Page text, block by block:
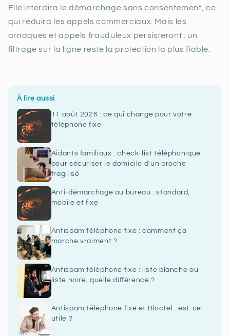
Elle interdira le démarchage sans consentement, ce
qui réduira les appels commerciaux. Mais les
arnaques et appels frauduleux persisteront : un
filtrage sur la ligne reste la protection la plus fiable.
À lire aussi
11 août 2026 : ce qui change pour votre
téléphone fixe
Aidants familiaux : check-list téléphonique
pour sécuriser le domicile d'un proche
fragilisé
Anti-démarchage au bureau : standard,
mobile et fixe
Antispam téléphone fixe : comment ça
marche vraiment ?
Antispam téléphone fixe : liste blanche ou
liste noire, quelle différence ?
Antispam téléphone fixe et Bloctel : est-ce
utile ?